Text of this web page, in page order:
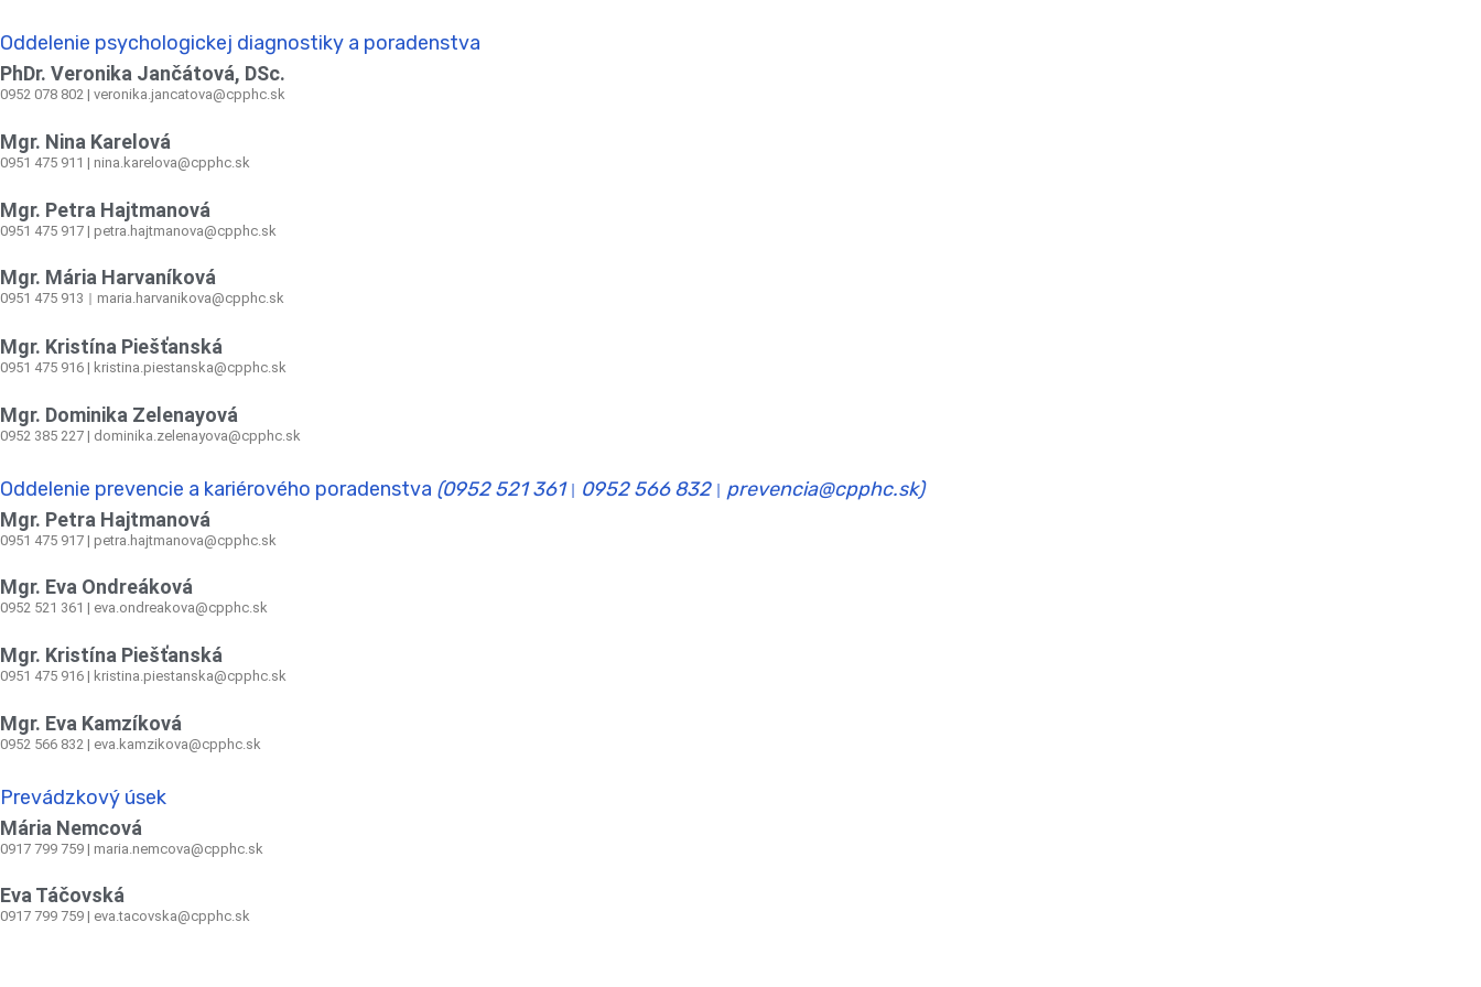
Oddelenie psychologickej diagnostiky a poradenstva
PhDr. Veronika Jančátová, DSc.
0952 078 802 | veronika.jancatova@cpphc.sk
Mgr. Nina Karelová
0951 475 911 | nina.karelova@cpphc.sk
Mgr. Petra Hajtmanová
0951 475 917 | petra.hajtmanova@cpphc.sk
Mgr. Mária Harvaníková
0951 475 913 maria.harvanikova@cpphc.sk
Mgr. Kristína Piešťanská
0951 475 916 | kristina.piestanska@cpphc.sk
Mgr. Dominika Zelenayová
0952 385 227 | dominika.zelenayova@cpphc.sk
Oddelenie prevencie a kariérového poradenstva (0952 521 361 0952 566 832 prevencia@cpphc.sk)
Mgr. Petra Hajtmanová
0951 475 917 | petra.hajtmanova@cpphc.sk
Mgr. Eva Ondreáková
0952 521 361 | eva.ondreakova@cpphc.sk
Mgr. Kristína Piešťanská
0951 475 916 | kristina.piestanska@cpphc.sk
Mgr. Eva Kamzíková
0952 566 832 | eva.kamzikova@cpphc.sk
Prevádzkový úsek
Mária Nemcová
0917 799 759 | maria.nemcova@cpphc.sk
Eva Táčovská
0917 799 759 | eva.tacovska@cpphc.sk